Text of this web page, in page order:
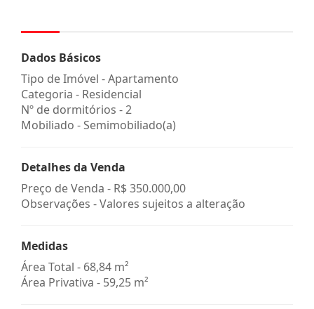
Dados Básicos
Tipo de Imóvel - Apartamento
Categoria - Residencial
Nº de dormitórios - 2
Mobiliado - Semimobiliado(a)
Detalhes da Venda
Preço de Venda - R$ 350.000,00
Observações - Valores sujeitos a alteração
Medidas
Área Total - 68,84 m²
Área Privativa - 59,25 m²